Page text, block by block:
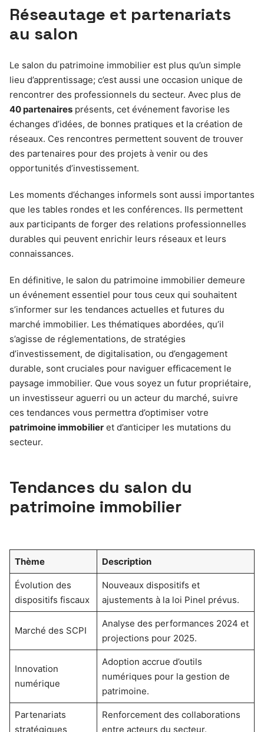
Réseautage et partenariats
au salon
Le salon du patrimoine immobilier est plus qu’un simple
lieu d’apprentissage; c’est aussi une occasion unique de
rencontrer des professionnels du secteur. Avec plus de
40 partenaires présents, cet événement favorise les
échanges d’idées, de bonnes pratiques et la création de
réseaux. Ces rencontres permettent souvent de trouver
des partenaires pour des projets à venir ou des
opportunités d’investissement.
Les moments d’échanges informels sont aussi importantes
que les tables rondes et les conférences. Ils permettent
aux participants de forger des relations professionnelles
durables qui peuvent enrichir leurs réseaux et leurs
connaissances.
En définitive, le salon du patrimoine immobilier demeure
un événement essentiel pour tous ceux qui souhaitent
s’informer sur les tendances actuelles et futures du
marché immobilier. Les thématiques abordées, qu’il
s’agisse de réglementations, de stratégies
d’investissement, de digitalisation, ou d’engagement
durable, sont cruciales pour naviguer efficacement le
paysage immobilier. Que vous soyez un futur propriétaire,
un investisseur aguerri ou un acteur du marché, suivre
ces tendances vous permettra d’optimiser votre
patrimoine immobilier et d’anticiper les mutations du
secteur.
Tendances du salon du
patrimoine immobilier
Thème Description
Évolution des
dispositifs fiscaux
Nouveaux dispositifs et
ajustements à la loi Pinel prévus.
Marché des SCPI
Analyse des performances 2024 et
projections pour 2025.
Innovation
numérique
Adoption accrue d’outils
numériques pour la gestion de
patrimoine.
Partenariats
stratégiques
Renforcement des collaborations
entre acteurs du secteur.